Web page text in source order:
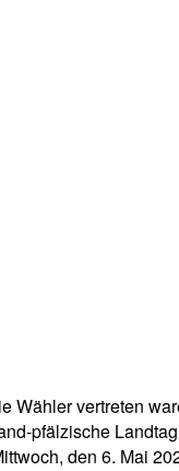
vertreten
pfälzische
den 6. Mai